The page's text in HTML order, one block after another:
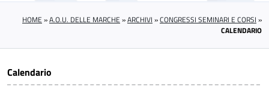
HOME »A.O.U. DELLE MARCHE »ARCHIVI »CONGRESSI SEMINARI E CORSI »
CALENDARIO
Calendario